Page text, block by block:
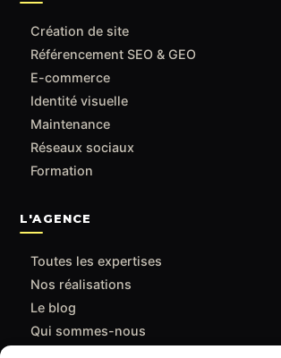
Création de site
Référencement SEO & GEO
E-commerce
Identité visuelle
Maintenance
Réseaux sociaux
Formation
L'AGENCE
Toutes les expertises
Nos réalisations
Le blog
Qui sommes-nous